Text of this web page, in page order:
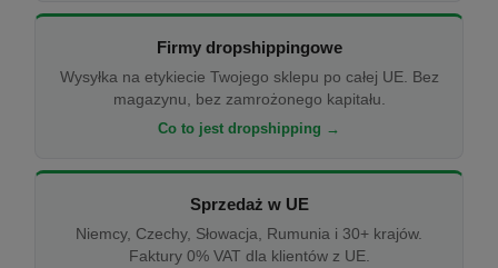
Firmy dropshippingowe
Wysyłka na etykiecie Twojego sklepu po całej UE. Bez
magazynu, bez zamrożonego kapitału.
Co to jest dropshipping →
Sprzedaż w UE
Niemcy, Czechy, Słowacja, Rumunia i 30+ krajów.
Faktury 0% VAT dla klientów z UE.